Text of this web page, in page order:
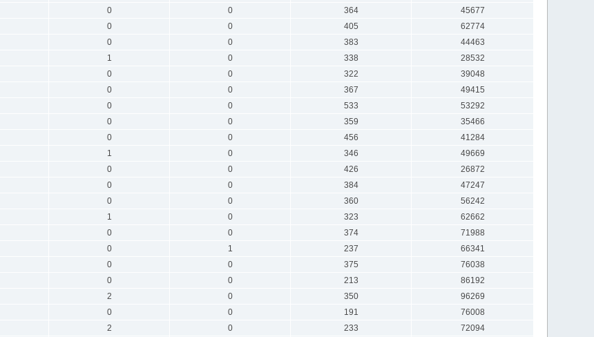
0 0 364
45677
0 0 405
62774
0 0 383
44463
1 0 338
28532
0 0 322
39048
0 0 367
49415
0 0 533
53292
0 0 359
35466
0 0 456
41284
1 0 346
49669
0 0 426
26872
0 0 384
47247
0 0 360
56242
1 0 323
62662
0 0 374
71988
0 1 237
66341
0 0 375
76038
0 0 213
86192
2 0 350
96269
0 0 191
76008
2 0 233
72094